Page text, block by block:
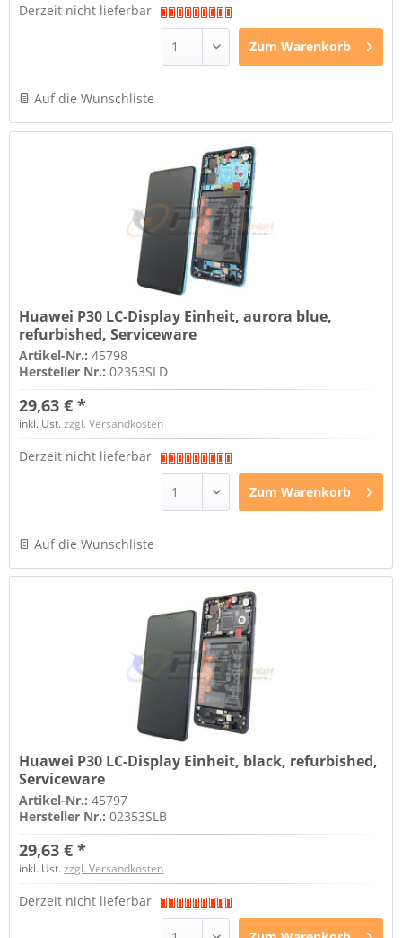
Derzeit nicht lieferbar
Zum Warenkorb
Auf die Wunschliste
Huawei P30 LC-Display Einheit, aurora blue,
refurbished, Serviceware
Artikel-Nr.:45798
Hersteller Nr.:02353SLD
29,63 € *
inkl. Ust.zzgl. Versandkosten
Derzeit nicht lieferbar
Zum Warenkorb
Auf die Wunschliste
Huawei P30 LC-Display Einheit, black, refurbished,
Serviceware
Artikel-Nr.:45797
Hersteller Nr.:02353SLB
29,63 € *
inkl. Ust.zzgl. Versandkosten
Derzeit nicht lieferbar